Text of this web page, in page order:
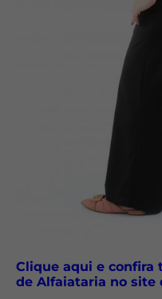
Clique aqui e confira
de Alfaiataria no site